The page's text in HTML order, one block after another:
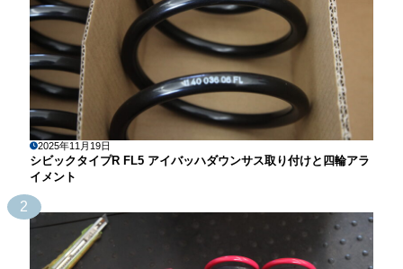
2025年11月19日
シビックタイプR FL5 アイバッハダウンサス取り付けと四輪アラ
イメント
2